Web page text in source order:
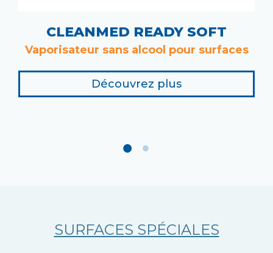
CLEANMED READY SOFT
Vaporisateur sans alcool pour surfaces
Découvrez plus
SURFACES SPÉCIALES